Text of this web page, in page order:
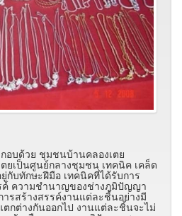
อบด้วย ชุมชนบ้านคลองเตย
เป็นศูนย์กลางชุมชน เทคนิค เคล็ด
บทักษะฝีมือ เทคนิคที่ได้รับการ
ค์ ความชำนาญของช่างภูมิปัญญา
รสร้างสรรค์งานแต่ละชิ้นอย่างมี
กต่างกันออกไป งานแต่ละชิ้นจะไม่